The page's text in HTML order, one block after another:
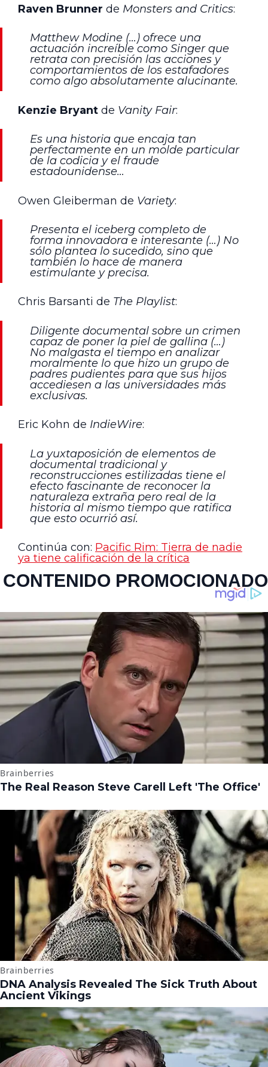
Raven Brunner de Monsters and Critics:
Matthew Modine (…) ofrece una
actuación increíble como Singer que
retrata con precisión las acciones y
comportamientos de los estafadores
como algo absolutamente alucinante.
Kenzie Bryant de Vanity Fair:
Es una historia que encaja tan
perfectamente en un molde particular
de la codicia y el fraude
estadounidense…
Owen Gleiberman de Variety:
Presenta el iceberg completo de
forma innovadora e interesante (…) No
sólo plantea lo sucedido, sino que
también lo hace de manera
estimulante y precisa.
Chris Barsanti de The Playlist:
Diligente documental sobre un crimen
capaz de poner la piel de gallina (…)
No malgasta el tiempo en analizar
moralmente lo que hizo un grupo de
padres pudientes para que sus hijos
accediesen a las universidades más
exclusivas.
Eric Kohn de IndieWire:
La yuxtaposición de elementos de
documental tradicional y
reconstrucciones estilizadas tiene el
efecto fascinante de reconocer la
naturaleza extraña pero real de la
historia al mismo tiempo que ratifica
que esto ocurrió así.
Continúa con: Pacific Rim: Tierra de nadie
ya tiene calificación de la crítica